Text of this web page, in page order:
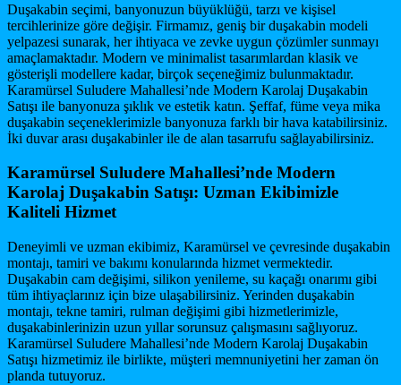
Duşakabin seçimi, banyonuzun büyüklüğü, tarzı ve kişisel
tercihlerinize göre değişir. Firmamız, geniş bir duşakabin modeli
yelpazesi sunarak, her ihtiyaca ve zevke uygun çözümler sunmayı
amaçlamaktadır. Modern ve minimalist tasarımlardan klasik ve
gösterişli modellere kadar, birçok seçeneğimiz bulunmaktadır.
Karamürsel Suludere Mahallesi’nde Modern Karolaj Duşakabin
Satışı ile banyonuza şıklık ve estetik katın. Şeffaf, füme veya mika
duşakabin seçeneklerimizle banyonuza farklı bir hava katabilirsiniz.
İki duvar arası duşakabinler ile de alan tasarrufu sağlayabilirsiniz.
Karamürsel Suludere Mahallesi’nde Modern
Karolaj Duşakabin Satışı: Uzman Ekibimizle
Kaliteli Hizmet
Deneyimli ve uzman ekibimiz, Karamürsel ve çevresinde duşakabin
montajı, tamiri ve bakımı konularında hizmet vermektedir.
Duşakabin cam değişimi, silikon yenileme, su kaçağı onarımı gibi
tüm ihtiyaçlarınız için bize ulaşabilirsiniz. Yerinden duşakabin
montajı, tekne tamiri, rulman değişimi gibi hizmetlerimizle,
duşakabinlerinizin uzun yıllar sorunsuz çalışmasını sağlıyoruz.
Karamürsel Suludere Mahallesi’nde Modern Karolaj Duşakabin
Satışı hizmetimiz ile birlikte, müşteri memnuniyetini her zaman ön
planda tutuyoruz.